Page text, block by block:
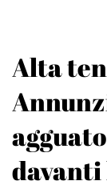
Alta
davanti